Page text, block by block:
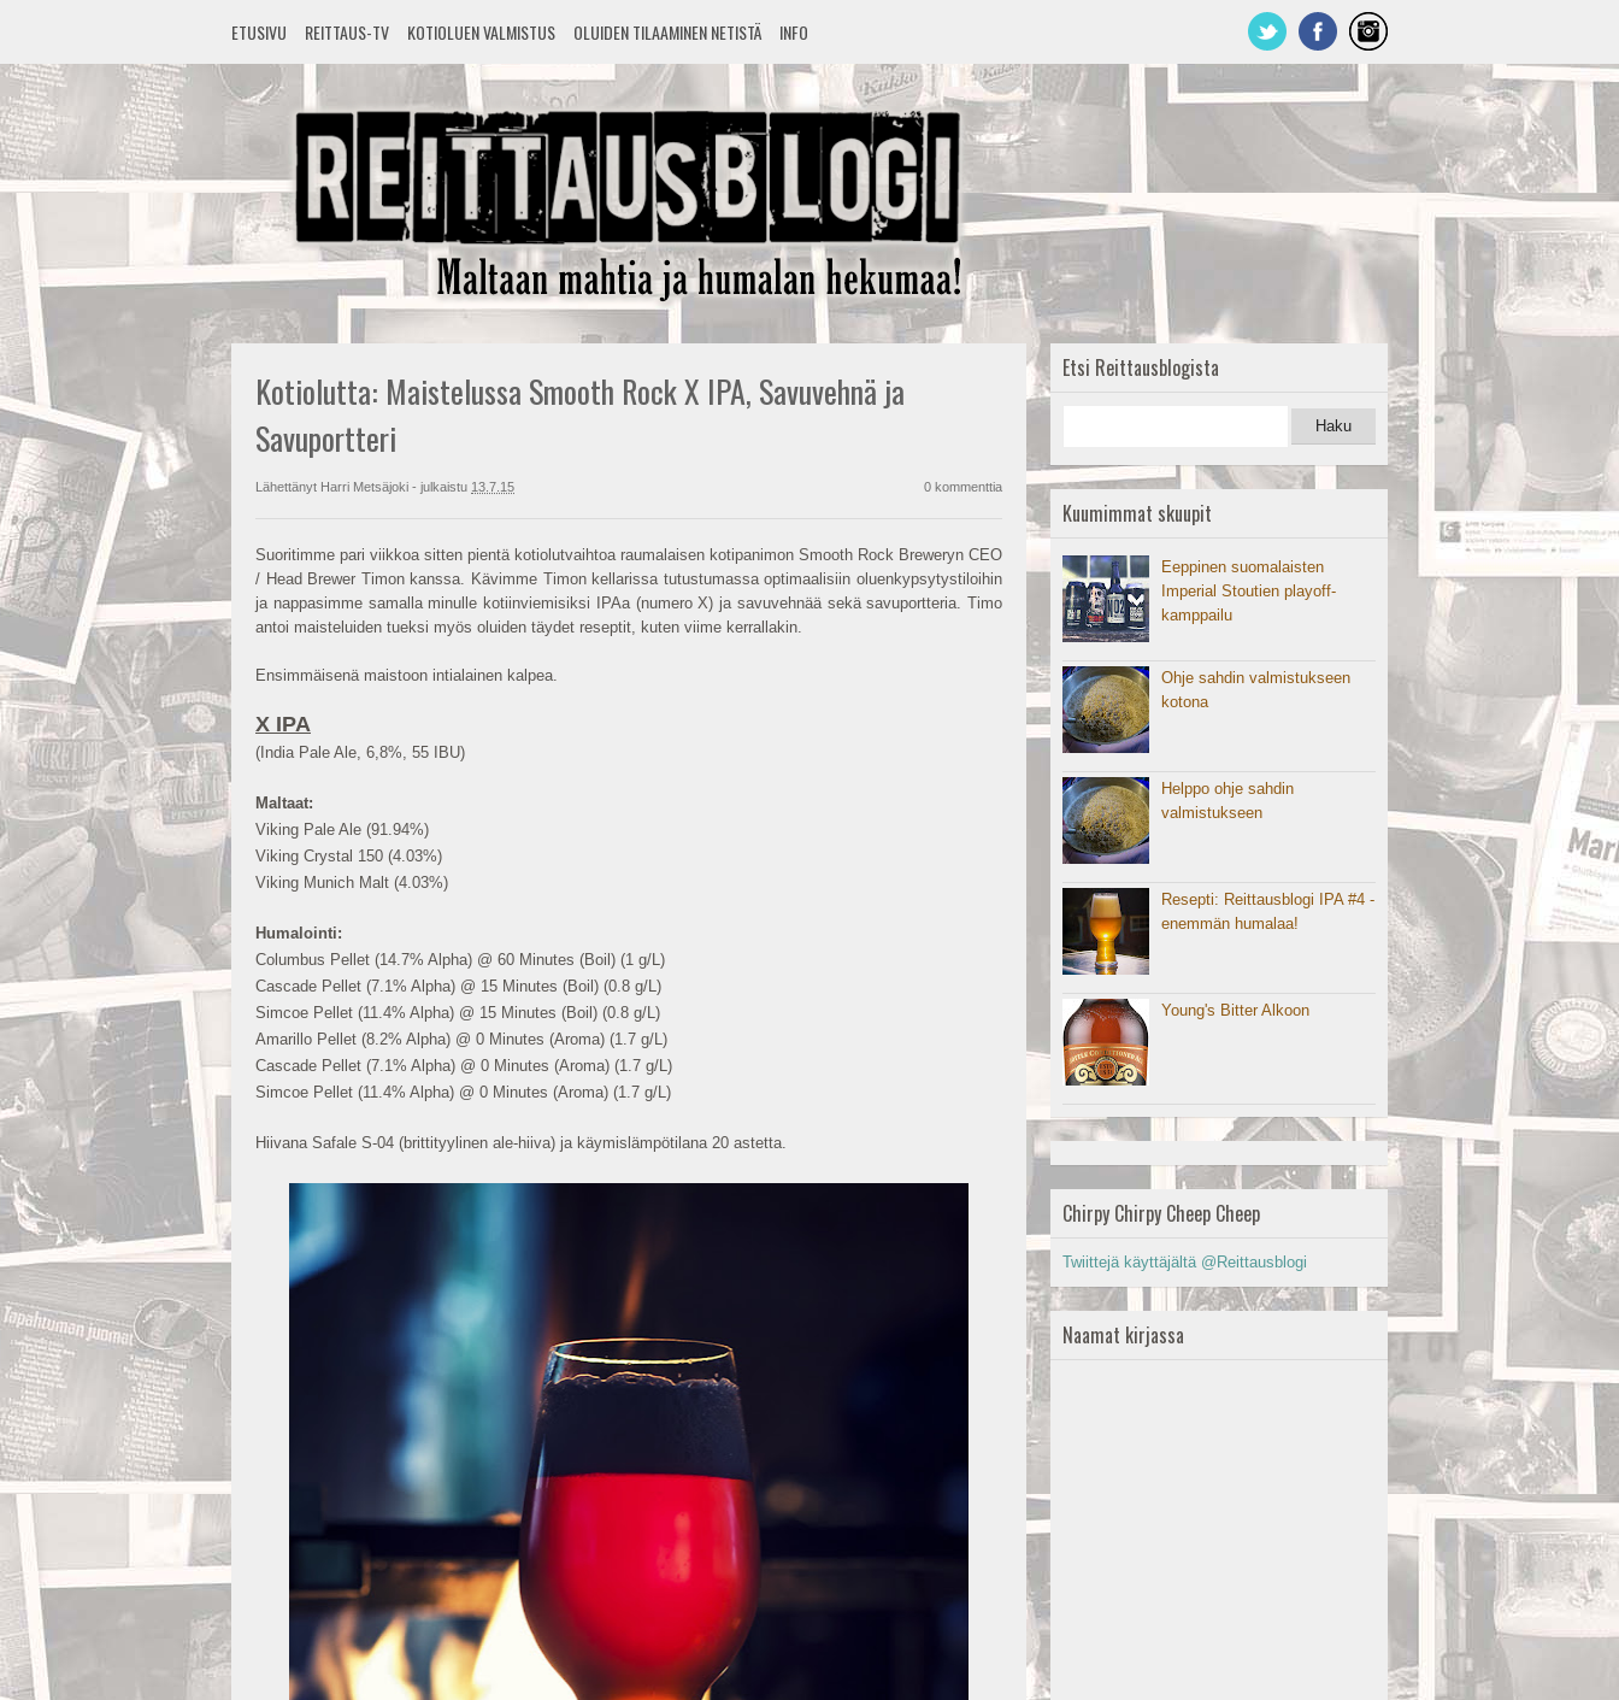
ETUSIVU REITTAUS-TV KOTIOLUEN VALMISTUS OLUIDEN TILAAMINEN NETISTÄ INFO
Kotiolutta: Maistelussa Smooth Rock X IPA, Savuvehnä ja
Savuportteri
Lähettänyt Harri Metsäjoki - julkaistu 13.7.15 0 kommenttia
Suoritimme pari viikkoa sitten pientä kotiolutvaihtoa raumalaisen kotipanimon Smooth Rock Breweryn CEO
/ Head Brewer Timon kanssa. Kävimme Timon kellarissa tutustumassa optimaalisiin oluenkypsytystiloihin
ja nappasimme samalla minulle kotiinviemisiksi IPAa (numero X) ja savuvehnää sekä savuportteria. Timo
antoi maisteluiden tueksi myös oluiden täydet reseptit, kuten viime kerrallakin.
Ensimmäisenä maistoon intialainen kalpea.
X IPA
(India Pale Ale, 6,8%, 55 IBU)
Maltaat:
Viking Pale Ale (91.94%)
Viking Crystal 150 (4.03%)
Viking Munich Malt (4.03%)
Humalointi:
Columbus Pellet (14.7% Alpha) @ 60 Minutes (Boil) (1 g/L)
Cascade Pellet (7.1% Alpha) @ 15 Minutes (Boil) (0.8 g/L)
Simcoe Pellet (11.4% Alpha) @ 15 Minutes (Boil) (0.8 g/L)
Amarillo Pellet (8.2% Alpha) @ 0 Minutes (Aroma) (1.7 g/L)
Cascade Pellet (7.1% Alpha) @ 0 Minutes (Aroma) (1.7 g/L)
Simcoe Pellet (11.4% Alpha) @ 0 Minutes (Aroma) (1.7 g/L)
Hiivana Safale S-04 (brittityylinen ale-hiiva) ja käymislämpötilana 20 astetta.
Etsi Reittausblogista
Kuumimmat skuupit
Eeppinen suomalaisten
Imperial Stoutien playoff-
kamppailu
Ohje sahdin valmistukseen
kotona
Helppo ohje sahdin
valmistukseen
Resepti: Reittausblogi IPA #4 -
enemmän humalaa!
Young's Bitter Alkoon
Chirpy Chirpy Cheep Cheep
Twiittejä käyttäjältä @Reittausblogi
Naamat kirjassa